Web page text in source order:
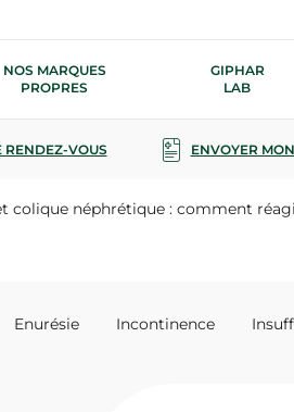
NOS MARQUES
PROPRES
GIPHAR
LAB
RENDEZ-VOUS ENVOYER
colique néphrétique : comment
Enurésie Incontinence